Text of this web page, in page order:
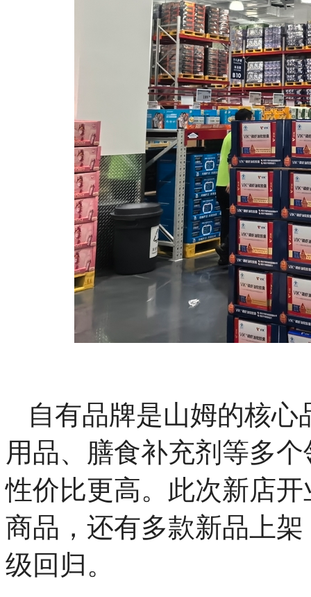
自有品牌是山姆的核
用品、膳食补充剂等多
性价比更高。此次新店
商品，还有多款新品上
级回归。